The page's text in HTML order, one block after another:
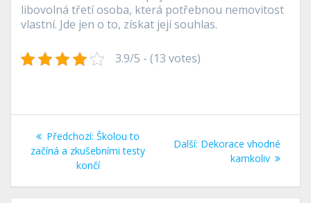
libovolná třetí osoba, která potřebnou nemovitost
vlastní. Jde jen o to, získat její souhlas.
3.9/5 - (13 votes)
Navigace
pro
příspěvek
Předchozí: Předchozí
příspěvek:
Školou to
začíná a zkušebními testy
končí
Další: Další
příspěvek:
Dekorace vhodné
kamkoliv